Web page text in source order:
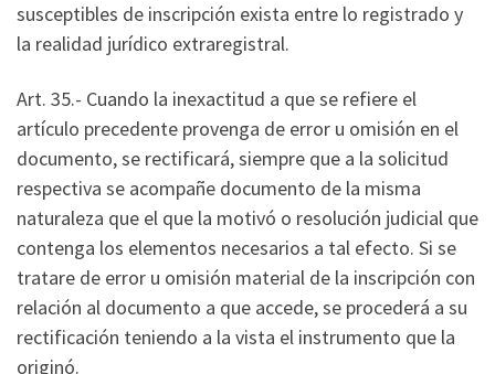
susceptibles de inscripción exista entre lo registrado y
la realidad jurídico extraregistral.
Art. 35.- Cuando la inexactitud a que se refiere el
artículo precedente provenga de error u omisión en el
documento, se rectificará, siempre que a la solicitud
respectiva se acompañe documento de la misma
naturaleza que el que la motivó o resolución judicial que
contenga los elementos necesarios a tal efecto. Si se
tratare de error u omisión material de la inscripción con
relación al documento a que accede, se procederá a su
rectificación teniendo a la vista el instrumento que la
originó.